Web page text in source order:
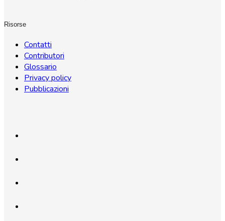
Risorse
Contatti
Contributori
Glossario
Privacy policy
Pubblicazioni